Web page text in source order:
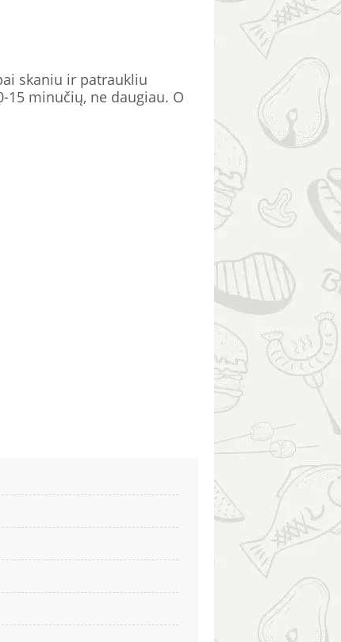
skaniu ir patraukliu
15 minučių, ne daugiau. O